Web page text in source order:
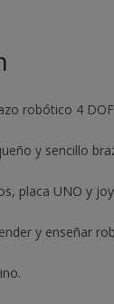
robótico 4
y sencillo
placa UNO y
y enseñar